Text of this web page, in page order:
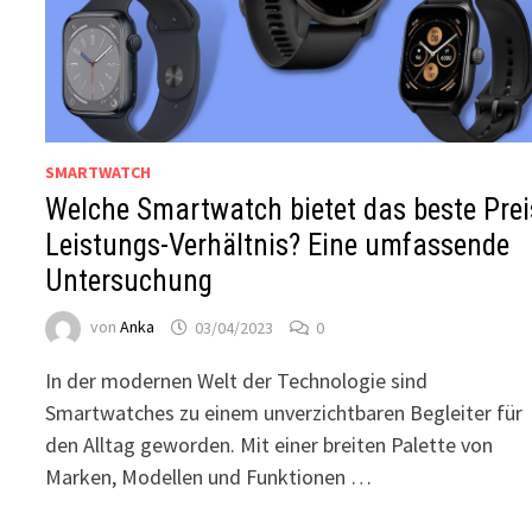
SMARTWATCH
Welche Smartwatch bietet das beste
Leistungs-Verhältnis? Eine umfassende
Untersuchung
vonAnka 03/04/2023 0
In der modernen Welt der Technologie sind
Smartwatches zu einem unverzichtbaren Begleiter für
den Alltag geworden. Mit einer breiten Palette von
Marken, Modellen und Funktionen …